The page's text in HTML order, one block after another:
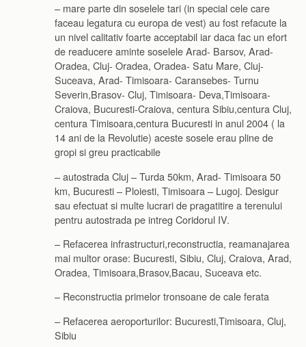
– mare parte din soselele tari (in special cele care
faceau legatura cu europa de vest) au fost refacute la
un nivel calitativ foarte acceptabil iar daca fac un efort
de readucere aminte soselele Arad- Barsov, Arad-
Oradea, Cluj- Oradea, Oradea- Satu Mare, Cluj-
Suceava, Arad- Timisoara- Caransebes- Turnu
Severin,Brasov- Cluj, Timisoara- Deva,Timisoara-
Craiova, Bucuresti-Craiova, centura Sibiu,centura Cluj,
centura Timisoara,centura Bucuresti in anul 2004 ( la
14 ani de la Revolutie) aceste sosele erau pline de
gropi si greu practicabile
– autostrada Cluj – Turda 50km, Arad- Timisoara 50
km, Bucuresti – Ploiesti, Timisoara – Lugoj. Desigur
sau efectuat si multe lucrari de pragatitire a terenului
pentru autostrada pe intreg Coridorul IV.
– Refacerea infrastructuri,reconstructia, reamanajarea
mai multor orase: Bucuresti, Sibiu, Cluj, Craiova, Arad,
Oradea, Timisoara,Brasov,Bacau, Suceava etc.
– Reconstructia primelor tronsoane de cale ferata
– Refacerea aeroporturilor: Bucuresti,Timisoara, Cluj,
Sibiu